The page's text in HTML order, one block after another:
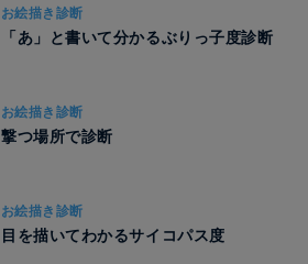
お絵描き診断
「あ」と書いて分かるぶりっ子度診断
お絵描き診断
撃つ場所で診断
お絵描き診断
目を描いてわかるサイコパス度